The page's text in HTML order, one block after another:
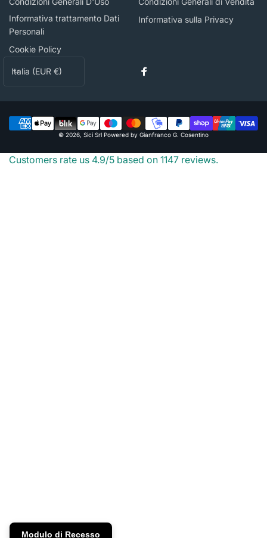
Informativa trattamento Dati
Personali
Informativa sulla Privacy
Cookie Policy
P
e
s
e
A
Italia (EUR €)
Facebook
Metodi
pagamento
© 2026, Sici Srl Powered by Gianfranco G. Cosentino
Customers rate us 4.9/5 based on 1147 reviews.
Modulo di Recesso